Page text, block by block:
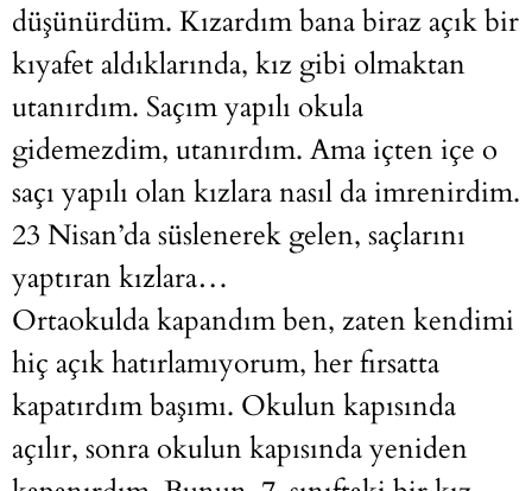
düşünürdüm. Kızardım bana biraz açık bir
kıyafet aldıklarında, kız gibi olmaktan
utanırdım. Saçım yapılı okula
gidemezdim, utanırdım. Ama içten içe o
saçı yapılı olan kızlara nasıl da imrenirdim.
23 Nisan’da süslenerek gelen, saçlarını
yaptıran kızlara…
Ortaokulda kapandım ben, zaten kendimi
hiç açık hatırlamıyorum, her fırsatta
kapatırdım başımı. Okulun kapısında
açılır, sonra okulun kapısında yeniden